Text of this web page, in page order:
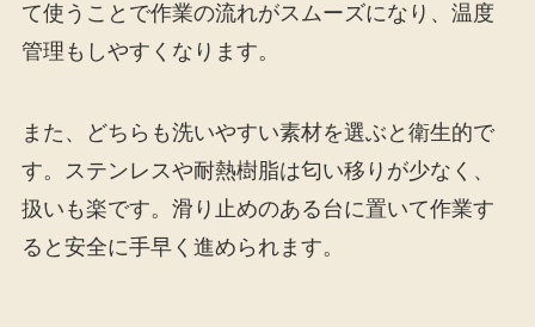
て使うことで作業の流れがスムーズになり、温度
管理もしやすくなります。
また、どちらも洗いやすい素材を選ぶと衛生的で
す。ステンレスや耐熱樹脂は匂い移りが少なく、
扱いも楽です。滑り止めのある台に置いて作業す
ると安全に手早く進められます。